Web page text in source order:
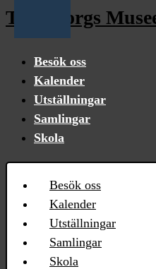
Trelleborgs
Besök oss
Kalender
Utställningar
Samlingar
Skola
Besök oss
Kalender
Utställningar
Samlingar
Skola